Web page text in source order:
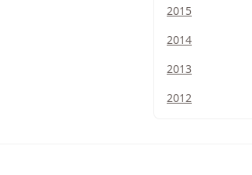
2015
2014
2013
2012